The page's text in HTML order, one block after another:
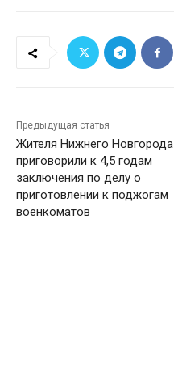
Предыдущая статья
Жителя Нижнего Новгорода
приговорили к 4,5 годам
заключения по делу о
приготовлении к поджогам
военкоматов